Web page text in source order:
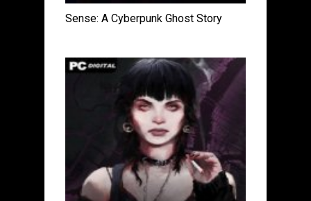
Sense: A Cyberpunk Ghost Story